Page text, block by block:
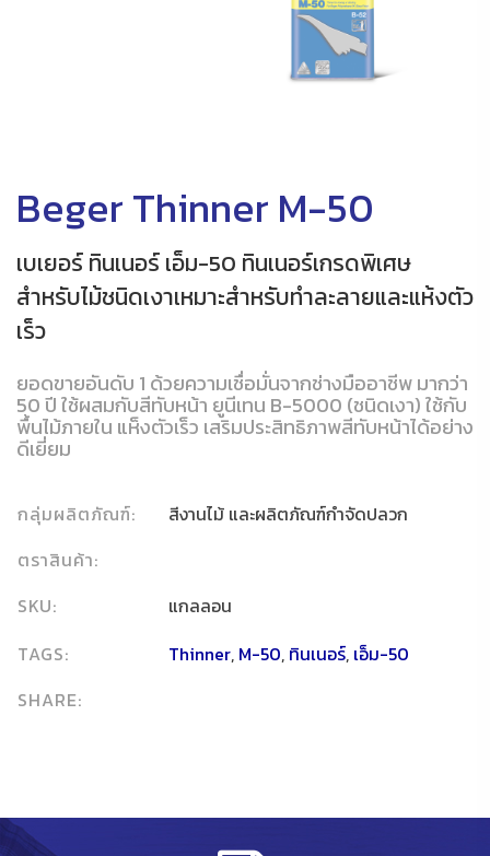
Beger Thinner M-50
เบเยอร์ ทินเนอร์ เอ็ม-50 ทินเนอร์เกรดพิเศษ
สำหรับไม้ชนิดเงาเหมาะสำหรับทำละลายและแห้งตัว
เร็ว
ยอดขายอันดับ 1 ด้วยความเชื่อมั่นจากช่างมืออาชีพ มากว่า
50 ปี ใช้ผสมกับสีทับหน้า ยูนีเทน B-5000 (ชนิดเงา) ใช้กับ
พื้นไม้ภายใน แห็งตัวเร็ว เสริมประสิทธิภาพสีทับหน้าได้อย่าง
ดีเยี่ยม
กลุ่มผลิตภัณฑ์:
สีงานไม้ และผลิตภัณฑ์กำจัดปลวก
ตราสินค้า:
SKU:
แกลลอน
TAGS:
Thinner, M-50, ทินเนอร์, เอ็ม-50
SHARE: